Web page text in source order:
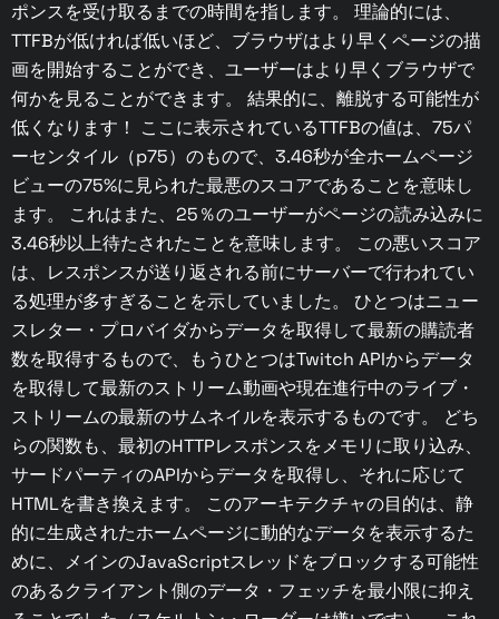
ポンスを受け取るまでの時間を指します。 理論的には、
TTFBが低ければ低いほど、ブラウザはより早くページの描
画を開始することができ、ユーザーはより早くブラウザで
何かを見ることができます。 結果的に、離脱する可能性が
低くなります！ ここに表示されているTTFBの値は、75パ
ーセンタイル（p75）のもので、3.46秒が全ホームページ
ビューの75%に見られた最悪のスコアであることを意味し
ます。 これはまた、25％のユーザーがページの読み込みに
3.46秒以上待たされたことを意味します。 この悪いスコア
は、レスポンスが送り返される前にサーバーで行われてい
る処理が多すぎることを示していました。 ひとつはニュー
スレター・プロバイダからデータを取得して最新の購読者
数を取得するもので、もうひとつはTwitch APIからデータ
を取得して最新のストリーム動画や現在進行中のライブ・
ストリームの最新のサムネイルを表示するものです。 どち
らの関数も、最初のHTTPレスポンスをメモリに取り込み、
サードパーティのAPIからデータを取得し、それに応じて
HTMLを書き換えます。 このアーキテクチャの目的は、静
的に生成されたホームページに動的なデータを表示するた
めに、メインのJavaScriptスレッドをブロックする可能性
のあるクライアント側のデータ・フェッチを最小限に抑え